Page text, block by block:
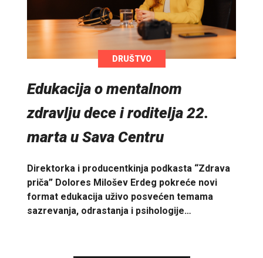
DRUŠTVO
Edukacija o mentalnom
zdravlju dece i roditelja 22.
marta u Sava Centru
Direktorka i producentkinja podkasta “Zdrava
priča” Dolores Milošev Erdeg pokreće novi
format edukacija uživo posvećen temama
sazrevanja, odrastanja i psihologije…